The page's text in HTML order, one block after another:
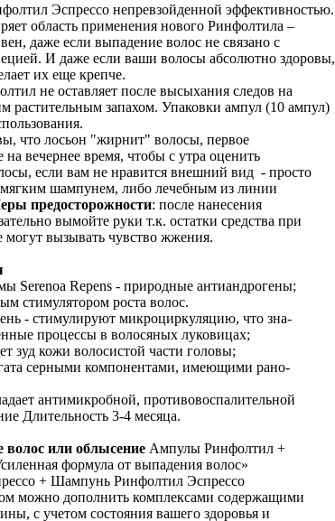
Эспрессо непревзойденной эффективностью.
область применения нового Ринфолтила –
даже если выпадение волос не связано с
И даже если ваши волосы абсолютно здоровы,
их еще крепче.
не оставляет после высыхания следов на
растительным запахом. Упа­ковки ампул (10 ампу­л)
что лосьон "жирнит" волосы, первое
на вечернее время, чтобы с утра оценить
если вам не нравится внешний вид - просто
шампунем, либо лечебным из линии
предосторожности: после нанесения
вымойте руки т.к. остатки средства при
могут вызывать чувство жжения.
Serenoa Repens - при­родные антиандрогены;
сти­мулятором роста волос.
- стиму­лируют микроциркуляцию, что зна­
процессы в воло­сяных луковицах;
зуд кожи воло­систой части головы;
серными компо­нентами, имеющими рано­
антимикробной, про­тивовоспалительной
Длительность 3-4 месяца.
или облысение Ампулы Ринфолтил +
формула от выпадения волос»
+ Шампунь Ринфолтил Эспрессо
можно дополнить комплексами содержащими
с учетом состояния вашего здоровья и